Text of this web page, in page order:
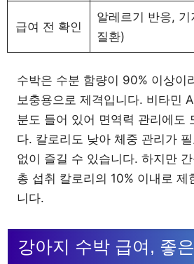
급여 전 확인
알레르기 반응,
질환)
수박은 수분 함량이 90% 이상이
보충용으로 제격입니다. 비타민
분도 들어 있어 면역력 관리에도
다. 칼로리도 낮아 체중 관리가
없이 즐길 수 있습니다. 하지만
총 섭취 칼로리의 10% 이내로 제
니다.
강아지 수박 급여, 좋